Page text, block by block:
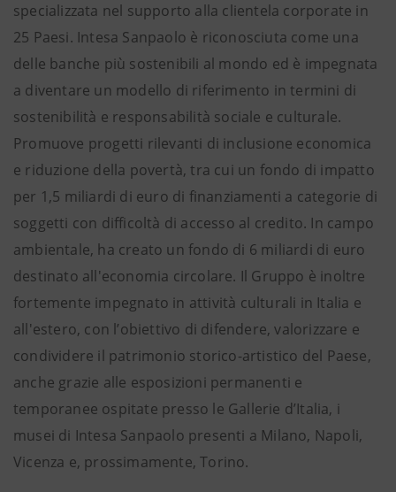
specializzata nel supporto alla clientela corporate in
25 Paesi. Intesa Sanpaolo è riconosciuta come una
delle banche più sostenibili al mondo ed è impegnata
a diventare un modello di riferimento in termini di
sostenibilità e responsabilità sociale e culturale.
Promuove progetti rilevanti di inclusione economica
e riduzione della povertà, tra cui un fondo di impatto
per 1,5 miliardi di euro di finanziamenti a categorie di
soggetti con difficoltà di accesso al credito. In campo
ambientale, ha creato un fondo di 6 miliardi di euro
destinato all'economia circolare. Il Gruppo è inoltre
fortemente impegnato in attività culturali in Italia e
all'estero, con l’obiettivo di difendere, valorizzare e
condividere il patrimonio storico-artistico del Paese,
anche grazie alle esposizioni permanenti e
temporanee ospitate presso le Gallerie d’Italia, i
musei di Intesa Sanpaolo presenti a Milano, Napoli,
Vicenza e, prossimamente, Torino.